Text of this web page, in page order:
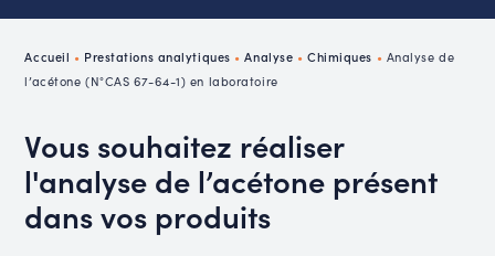
Accueil • Prestations analytiques •Analyse • Chimiques • Analyse de
l’acétone (N°CAS 67-64-1) en laboratoire
Vous souhaitez réaliser
l'analyse de l’acétone présent
dans vos produits